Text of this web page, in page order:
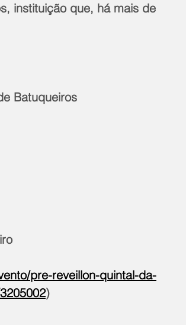
instituição que, há mais de
Batuqueiros
pre-reveillon-quintal-da-
)